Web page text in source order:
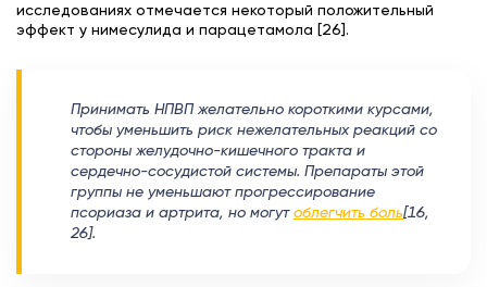
исследованиях отмечается некоторый положительный
эффект у нимесулида и парацетамола [26].
Принимать НПВП желательно короткими курсами,
чтобы уменьшить риск нежелательных реакций со
стороны желудочно-кишечного тракта и
сердечно-сосудистой системы. Препараты этой
группы не уменьшают прогрессирование
псориаза и артрита, но могут облегчить боль[16,
26].